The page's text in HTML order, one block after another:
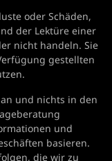
oder Schäden,
der Lektüre einer
nicht handeln. Sie
gestellten
und nichts in den
und
basieren.
die wir zu